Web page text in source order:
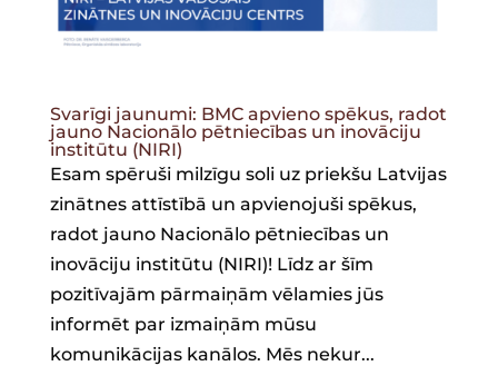
Svarīgi jaunumi: BMC apvieno spēkus, radot
jauno Nacionālo pētniecības un inovāciju
institūtu (NIRI)
Esam spēruši milzīgu soli uz priekšu Latvijas
zinātnes attīstībā un apvienojuši spēkus,
radot jauno Nacionālo pētniecības un
inovāciju institūtu (NIRI)! Līdz ar šīm
pozitīvajām pārmaiņām vēlamies jūs
informēt par izmaiņām mūsu
komunikācijas kanālos. Mēs nekur...